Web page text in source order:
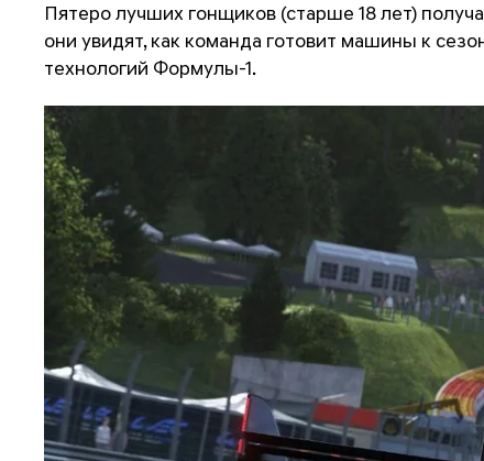
Пятеро лучших гонщиков (старше 18 лет)
они увидят, как команда готовит машины к
технологий Формулы-1.